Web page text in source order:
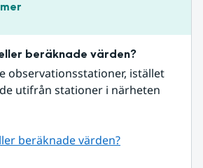
beräknade värden?
observationsstationer, istället
utifrån stationer i närheten
beräknade värden?